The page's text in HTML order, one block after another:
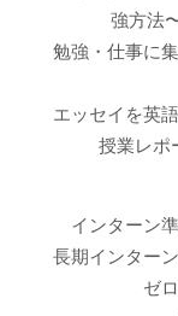
強方法
勉強・仕事に
エッセイを英
授業レポ
インターン
長期インター
ゼ